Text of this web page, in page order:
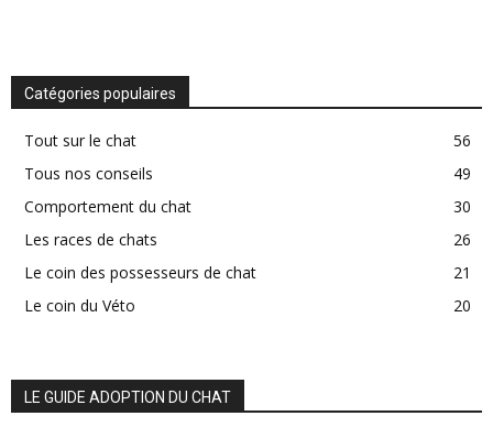
Catégories populaires
Tout sur le chat
56
Tous nos conseils
49
Comportement du chat
30
Les races de chats
26
Le coin des possesseurs de chat
21
Le coin du Véto
20
LE GUIDE ADOPTION DU CHAT